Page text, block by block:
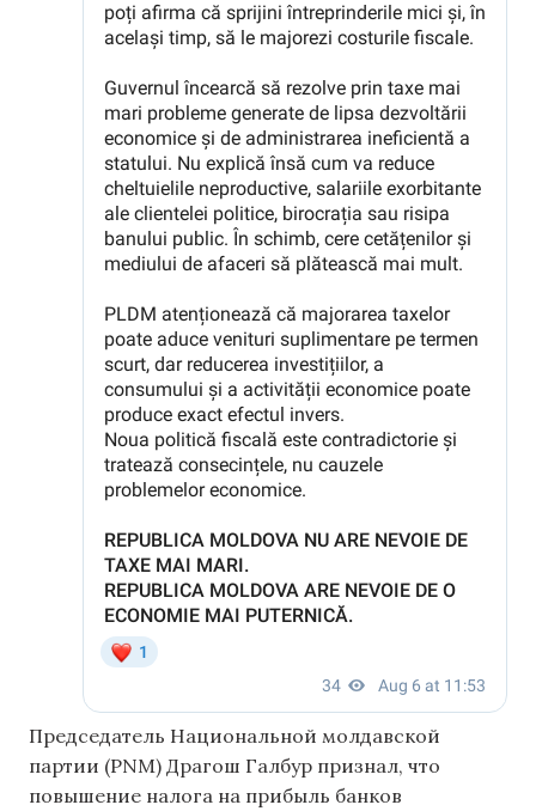
Председатель Национальной молдавской
партии (PNM) Драгош Галбур признал, что
повышение налога на прибыль банков